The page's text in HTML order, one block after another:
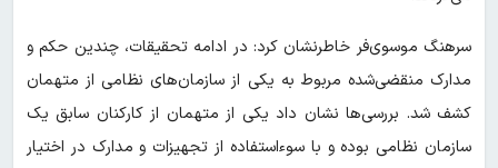
سرهنگ موسوی‌فر خاطرنشان کرد: در ادامه تحقیقات، چندین حکم و
مدارک منقضی‌شده مربوط به یکی از سازمان‌های نظامی از متهمان
کشف شد. بررسی‌ها نشان داد یکی از متهمان از کارکنان سابق یک
سازمان نظامی بوده و با سوءاستفاده از تجهیزات و مدارک در اختیار